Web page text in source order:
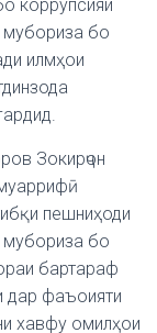
коррупсияи
мубориза бо
илмҳои
Зокирҷон
пешниҳоди
мубориза бо
бартараф
дар фаъоияти
хавфу омилҳои